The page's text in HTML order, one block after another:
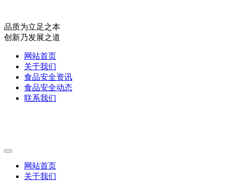
品质为立足之本
创新乃发展之道
网站首页
关于我们
食品安全资讯
食品安全动态
联系我们
网站首页
关于我们